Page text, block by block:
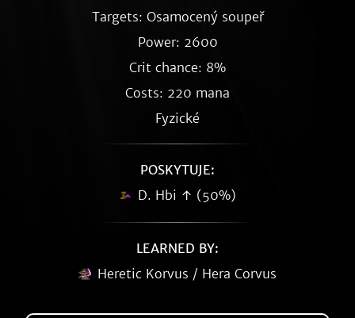
Targets: Osamocený soupeř
Power: 2600
Crit chance: 8%
Costs: 220 mana
Fyzické
POSKYTUJE:
D. Hbi ↑ (50%)
LEARNED BY:
Heretic Korvus / Hera Corvus